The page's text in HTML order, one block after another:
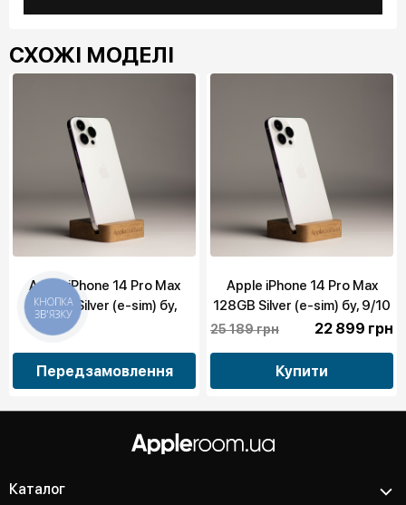
СХОЖІ МОДЕЛІ
Apple iPhone 14 Pro Max
128GB Silver (e-sim) бу,
Передзамовлення
Apple iPhone 14 Pro Max
128GB Silver (e-sim) бу, 9/10
25 189 грн 22 899 грн
Купити
Каталог
КНОПКА
ЗВ'ЯЗКУ